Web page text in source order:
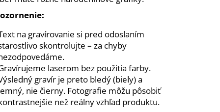
na gravírovanie si pred odoslaním
skontrolujte – za chyby
laserom bez použitia farby.
gravír je preto bledý (biely) a
nie čierny. Fotografie môžu pôsobiť
než reálny vzhľad produktu.
POHÁRE NA
BALLET 520 ML